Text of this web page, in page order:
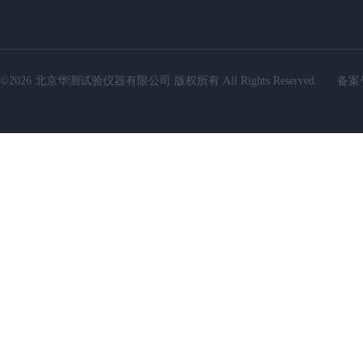
©2026 北京华测试验仪器有限公司 版权所有 All Rights Reserved. 备案